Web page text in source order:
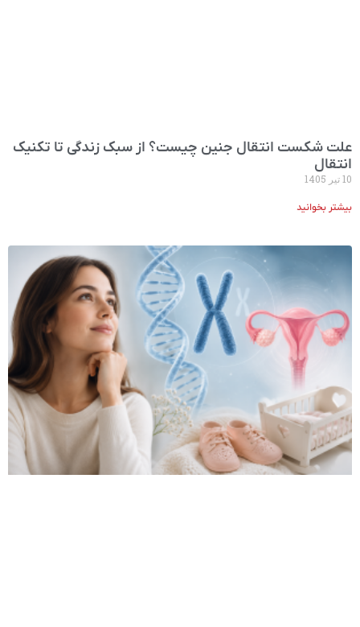
علت شکست انتقال جنین چیست؟ از سبک زندگی تا تکنیک
انتقال
10 تیر 1405
بیشتر بخوانید